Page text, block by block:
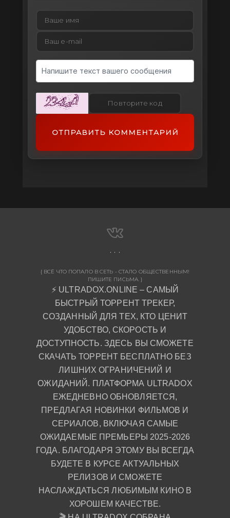
ОТПРАВИТЬ КОММЕНТАРИЙ
{ ВСЁ ЧТО ПОПАЛО В СЕТЬ - СТАЛО ОБЩЕСТВЕННЫМ!
ПИШИТЕ ПИСЬМА. }
⚡ ULTRADOX.ONLINE – САМЫЙ
БЫСТРЫЙ ТОРРЕНТ ТРЕКЕР,
СОЗДАННЫЙ ДЛЯ ТЕХ, КТО ЦЕНИТ
УДОБСТВО, СКОРОСТЬ И
ДОСТУПНОСТЬ. ЗДЕСЬ ВЫ СМОЖЕТЕ
СКАЧАТЬ ТОРРЕНТ БЕСПЛАТНО БЕЗ
ЛИШНИХ ОГРАНИЧЕНИЙ И
ОЖИДАНИЙ. ПЛАТФОРМА ULTRADOX
ЕЖЕДНЕВНО ОБНОВЛЯЕТСЯ,
ПРЕДЛАГАЯ НОВИНКИ ФИЛЬМОВ И
СЕРИАЛОВ, ВКЛЮЧАЯ САМЫЕ
ОЖИДАЕМЫЕ ПРЕМЬЕРЫ 2025-2026
ГОДА. БЛАГОДАРЯ ЭТОМУ ВЫ ВСЕГДА
БУДЕТЕ В КУРСЕ АКТУАЛЬНЫХ
РЕЛИЗОВ И СМОЖЕТЕ
НАСЛАЖДАТЬСЯ ЛЮБИМЫМ КИНО В
ХОРОШЕМ КАЧЕСТВЕ.